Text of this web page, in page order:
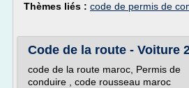
Thèmes liés : code de permis de
Code de la route - Voiture
code de la route maroc, Permis de
conduire , code rousseau maroc